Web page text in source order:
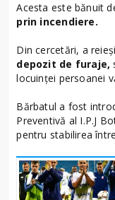
Acesta este bănuit
prin incendiere.
Din cercetări, a
depozit de furaje,
locuinței persoanei
Bărbatul a fost
Preventivă al I.P.J
pentru stabilirea